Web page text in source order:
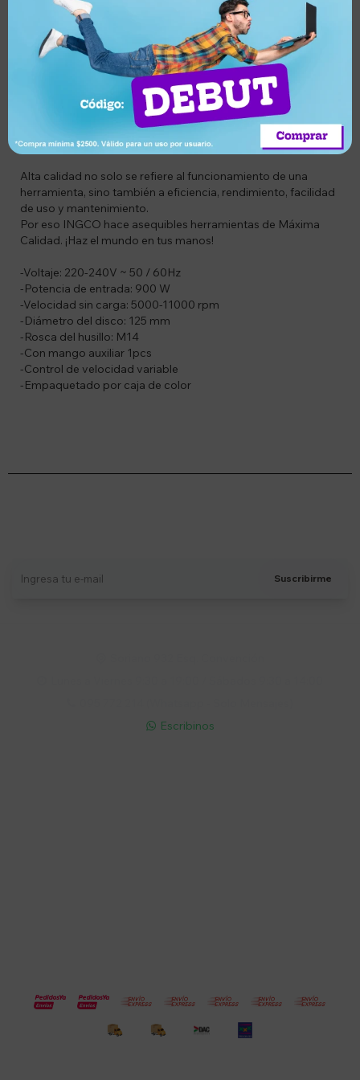
Descripción
CODIGO: ING-AG900285
DESCRIPCIÓN DEL PRODUCTO:
Alta calidad no solo se refiere al funcionamiento de una
herramienta, sino también a eficiencia, rendimiento, facilidad
de uso y mantenimiento.
Por eso INGCO hace asequibles herramientas de Máxima
Calidad. ¡Haz el mundo en tus manos!
-Voltaje: 220-240V ~ 50 / 60Hz
-Potencia de entrada: 900 W
-Velocidad sin carga: 5000-11000 rpm
-Diámetro del disco: 125 mm
-Rosca del husillo: M14
-Con mango auxiliar 1pcs
-Control de velocidad variable
-Empaquetado por caja de color
Suscribirme
 Escribinos